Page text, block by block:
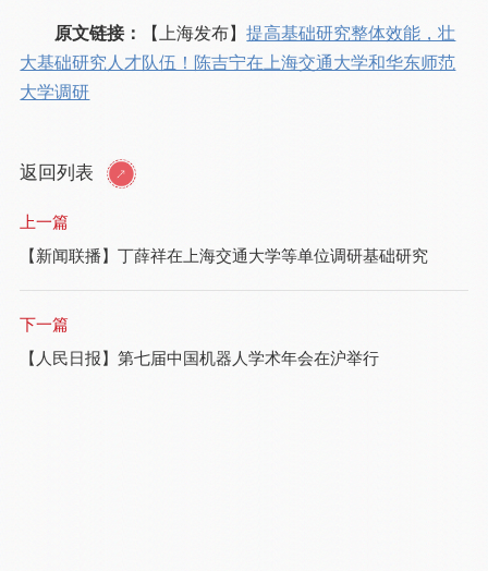
原文链接： 【上海发布】提高基础研究整体效能，壮
大基础研究人才队伍！陈吉宁在上海交通大学和华东师范
大学调研
返回列表
上一篇
【新闻联播】丁薛祥在上海交通大学等单位调研基础研究
下一篇
【人民日报】第七届中国机器人学术年会在沪举行